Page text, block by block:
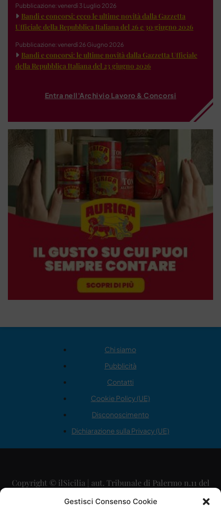
Gestisci Consenso Cookie
Pubblicazione: venerdì 3 Luglio 2026
Bandi e concorsi: ecco le ultime novità dalla Gazzetta
Ufficiale della Repubblica Italiana del 26 e 30 giugno 2026
Pubblicazione: venerdì 26 Giugno 2026
Bandi e concorsi: le ultime novità dalla Gazzetta Ufficiale
della Repubblica Italiana del 23 giugno 2026
Entra nell'Archivio Lavoro & Concorsi
Chi siamo
Pubblicità
Contatti
Cookie Policy (UE)
Disconoscimento
Dichiarazione sulla Privacy (UE)
Copyright © ilSicilia | aut. Tribunale di Palermo n.11 del
29/09/2015